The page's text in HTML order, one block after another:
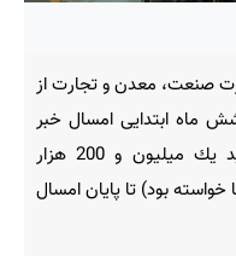
صنعت، معدن و تجارت از
شش ماه ابتدایی امسال خبر
می‌دهد، خودروسازان چندان به تولید یك میلیون و 200 هزار
بود) تا پایان امسال